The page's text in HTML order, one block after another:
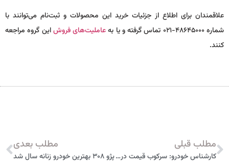
علاقمندان برای اطلاع از جزئیات خرید این محصولات و ثبت‌نام می‌توانند با
شماره ۴۸۶۴۵۰۰۰-۰۲۱ تماس گرفته و یا به
عاملیت‌های فروشاین گروه مراجعه
کنند.
مطلب قبلی
کارشناس خودرو: سرکوب قیمت در شش ماه گذشته عامل گرانی خودرو است / پیش بینی قیمت در هفته‌های آینده
مطلب بعدی
پژو ۳۰۸ بهترین خودرو زنانه سال شد